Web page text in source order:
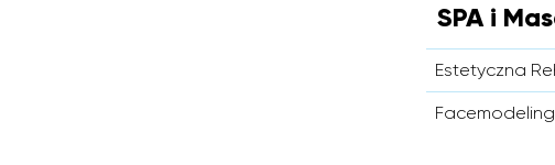
SPA i
Estetyczna
Facemodeling